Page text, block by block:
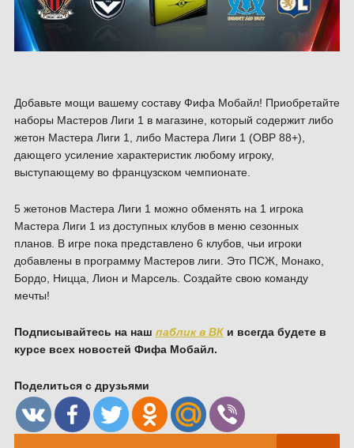
Добавьте мощи вашему составу Фифа Мобайл! Приобретайте
наборы Мастеров Лиги 1 в магазине, который содержит либо
жетон Мастера Лиги 1, либо Мастера Лиги 1 (ОВР 88+),
дающего усиление характеристик любому игроку,
выступающему во французском чемпионате.
5 жетонов Мастера Лиги 1 можно обменять на 1 игрока
Мастера Лиги 1 из доступных клубов в меню сезонных
планов. В игре пока представлено 6 клубов, чьи игроки
добавлены в программу Мастеров лиги. Это ПСЖ, Монако,
Бордо, Ницца, Лион и Марсель. Создайте свою команду
мечты!
Подписывайтесь на наш паблик в ВК и всегда будете в
курсе всех новостей Фифа Мобайл.
Поделиться с друзьями